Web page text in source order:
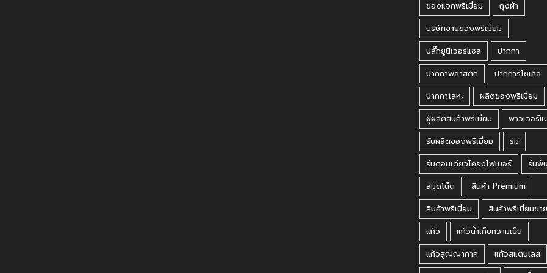
ของแจกพรีเมี่ยม
ถุงผ้า
บริษัทขายของพรีเมี่ยม
ปลั๊กยูนิเวอร์แซล
ปากกา
ปากกาพลาสติก
ปากการีไซเคิล
ปากกาโลหะ
ผลิตของพรีเมี่ยม
ผู้ผลิตสินค้าพรีเมี่ยม
พาวเวอร์
รับผลิตของพรีเมี่ยม
ร่ม
ร่มตอนเดียวโครงไฟเบอร์
ร่มพับ
สมุดโน๊ต
สินค้า Premium
สินค้าพรีเมี่ยม
สินค้าพรีเมี่ยมขา
แก้ว
แก้วน้ำเก็บความเย็น
แก้วสูญญากาศ
แก้วสแตนเลส